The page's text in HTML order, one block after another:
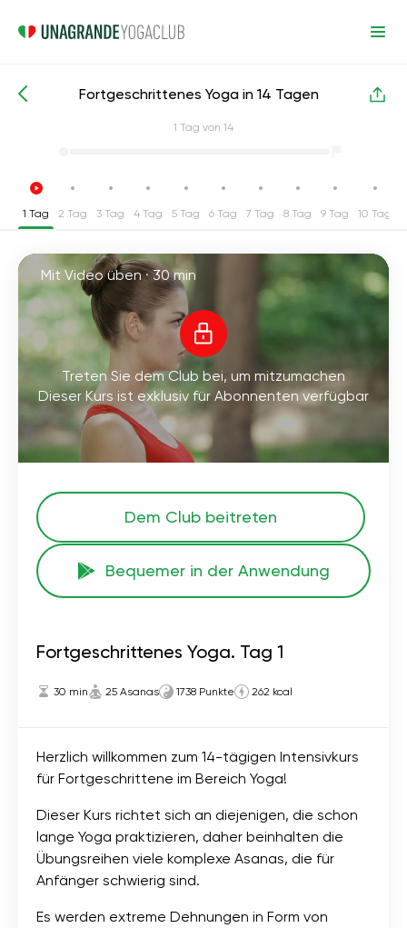
Intensive Yoga-Kurse Fortschrittlich
Fortgeschrittenes Yoga in 14 Tagen
1 Tag von 14
1 Tag 2 Tag 3 Tag 4 Tag 5 Tag 6 Tag 7 Tag 8 Tag 9 Tag 10 Tag
Mit Video üben ·30 min
Treten Sie dem Club bei, um mitzumachen
Dieser Kurs ist exklusiv für Abonnenten verfügbar
Dem Club beitreten
Bequemer in der Anwendung
Fortgeschrittenes Yoga. Tag 1
30 min 25 Asanas 1738 Punkte 262 kcal
Herzlich willkommen zum 14-tägigen Intensivkurs
für Fortgeschrittene im Bereich Yoga!
Dieser Kurs richtet sich an diejenigen, die schon
lange Yoga praktizieren, daher beinhalten die
Übungsreihen viele komplexe Asanas, die für
Anfänger schwierig sind.
Es werden extreme Dehnungen in Form von